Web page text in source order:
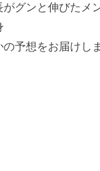
がグンと伸びたメ
予想をお届けしま